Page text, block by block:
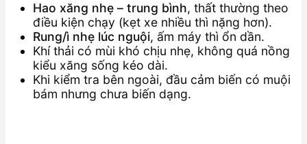
Hao xăng nhẹ – trung bình, thất thường theo
điều kiện chạy (kẹt xe nhiều thì nặng hơn).
Rung/ì nhẹ lúc nguội, ấm máy thì ổn dần.
Khí thải có mùi khó chịu nhẹ, không quá nồng
kiểu xăng sống kéo dài.
Khi kiểm tra bên ngoài, đầu cảm biến có muội
bám nhưng chưa biến dạng.